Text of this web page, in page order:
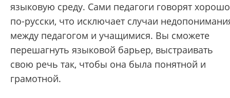
языковую среду. Сами педагоги говорят хорошо
по-русски, что исключает случаи
между педагогом и учащимися. Вы сможете
перешагнуть языковой барьер, выстраивать
свою речь так, чтобы она была понятной и
грамотной.